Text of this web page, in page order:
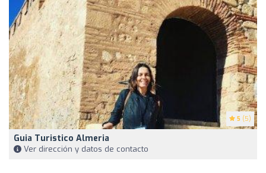
5 (5)
Guia Turistico Almeria
Ver dirección y datos de contacto